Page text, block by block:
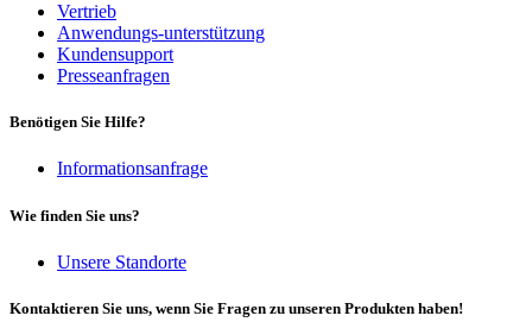
Vertrieb
Anwendungs-unterstützung
Kundensupport
Presseanfragen
Benötigen Sie Hilfe?
Informationsanfrage
Wie finden Sie uns?
Unsere Standorte
Kontaktieren Sie uns, wenn Sie Fragen zu unseren Produkten haben!